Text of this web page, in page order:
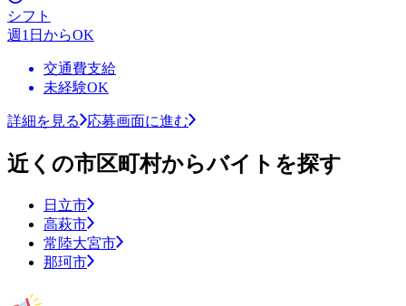
シフト
週1日からOK
交通費支給
未経験OK
詳細を見る 応募画面に進む
近くの市区町村からバイトを探す
日立市
高萩市
常陸大宮市
那珂市